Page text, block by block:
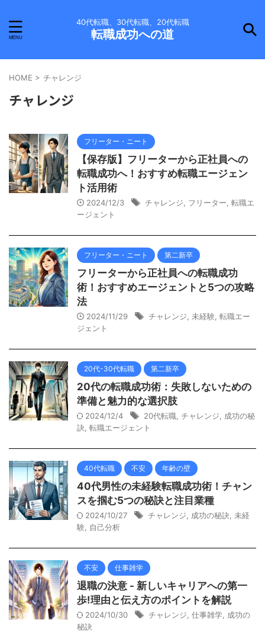
40代転職、30代転職、20代転職
転職成功への道
HOME > チャレンジ
チャレンジ
フリーター・ニート
【保存版】フリーターから正社員への
転職成功へ！おすすめ転職エージェン
ト活用術
2024/12/3 チャレンジ フリーター 転職エ
ージェント
フリーター・ニート 第二新卒
フリーターから正社員への転職成功
術！おすすめエージェントと5つの攻略
法
2024/11/29 チャレンジ 未経験 転職エー
ジェント
20代-30代転職 第二新卒
20代の転職成功術：失敗しないための
準備と魅力的な選択肢
2024/12/4 20代転職 チャレンジ
成功の秘
訣 転職エージェント
40代転職 不安 年齢の壁
40代男性の未経験転職成功術！チャン
スを掴む5つの秘訣と注目業種
2024/10/27 チャレンジ 成功の秘訣 未経
験 自己分析
不安 仕事雑学
退職の決意 - 新しいキャリアへの第一
歩!理由と伝え方のポイントを解説
2024/10/30 チャレンジ 仕事雑学 成功の
秘訣